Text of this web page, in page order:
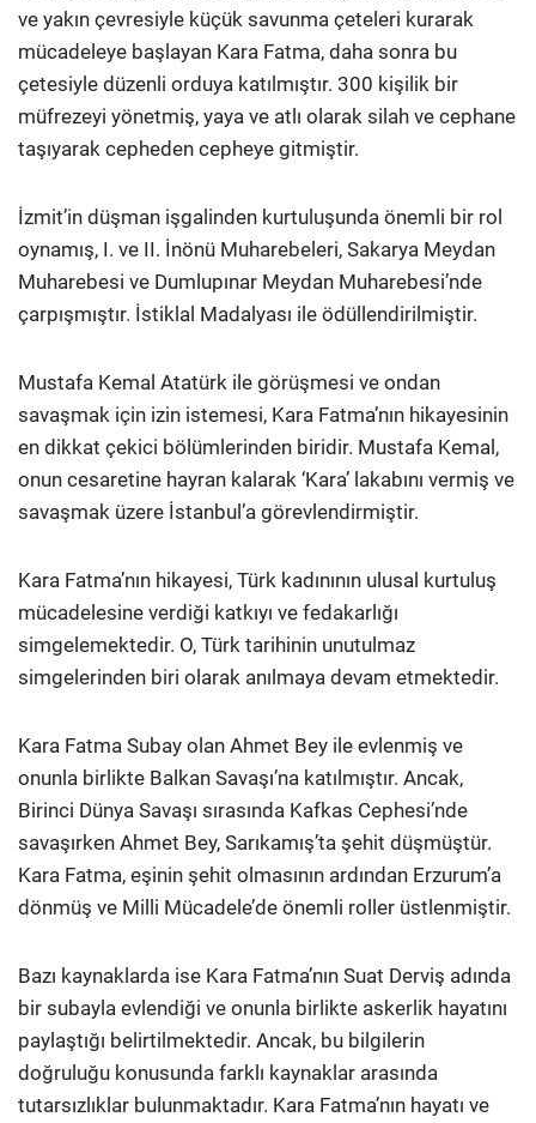
ve yakın çevresiyle küçük savunma çeteleri kurarak
mücadeleye başlayan Kara Fatma, daha sonra bu
çetesiyle düzenli orduya katılmıştır. 300 kişilik bir
müfrezeyi yönetmiş, yaya ve atlı olarak silah ve cephane
taşıyarak cepheden cepheye gitmiştir.
İzmit’in düşman işgalinden kurtuluşunda önemli bir rol
oynamış, I. ve II. İnönü Muharebeleri, Sakarya Meydan
Muharebesi ve Dumlupınar Meydan Muharebesi’nde
çarpışmıştır. İstiklal Madalyası ile ödüllendirilmiştir.
Mustafa Kemal Atatürk ile görüşmesi ve ondan
savaşmak için izin istemesi, Kara Fatma’nın hikayesinin
en dikkat çekici bölümlerinden biridir. Mustafa Kemal,
onun cesaretine hayran kalarak ‘Kara’ lakabını vermiş ve
savaşmak üzere İstanbul’a görevlendirmiştir.
Kara Fatma’nın hikayesi, Türk kadınının ulusal kurtuluş
mücadelesine verdiği katkıyı ve fedakarlığı
simgelemektedir. O, Türk tarihinin unutulmaz
simgelerinden biri olarak anılmaya devam etmektedir.
Kara Fatma Subay olan Ahmet Bey ile evlenmiş ve
onunla birlikte Balkan Savaşı’na katılmıştır. Ancak,
Birinci Dünya Savaşı sırasında Kafkas Cephesi’nde
savaşırken Ahmet Bey, Sarıkamış’ta şehit düşmüştür.
Kara Fatma, eşinin şehit olmasının ardından Erzurum’a
dönmüş ve Milli Mücadele’de önemli roller üstlenmiştir.
Bazı kaynaklarda ise Kara Fatma’nın Suat Derviş adında
bir subayla evlendiği ve onunla birlikte askerlik hayatını
paylaştığı belirtilmektedir. Ancak, bu bilgilerin
doğruluğu konusunda farklı kaynaklar arasında
tutarsızlıklar bulunmaktadır. Kara Fatma’nın hayatı ve